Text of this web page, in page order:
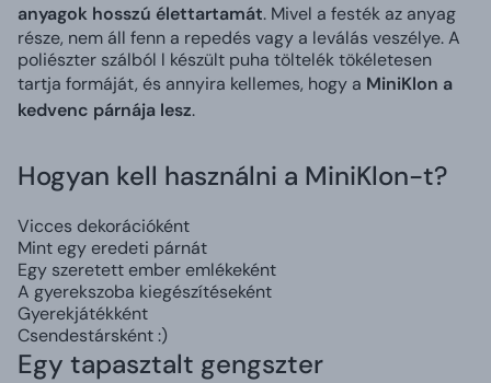
anyagok hosszú élettartamát. Mivel a festék az anyag
része, nem áll fenn a repedés vagy a leválás veszélye. A
poliészter szálból l készült puha töltelék tökéletesen
tartja formáját, és annyira kellemes, hogy a MiniKlon a
kedvenc párnája lesz.
Hogyan kell használni a MiniKlon-t?
Vicces dekorációként
Mint egy eredeti párnát
Egy szeretett ember emlékeként
A gyerekszoba kiegészítéseként
Gyerekjátékként
Csendestársként :)
Egy tapasztalt gengszter